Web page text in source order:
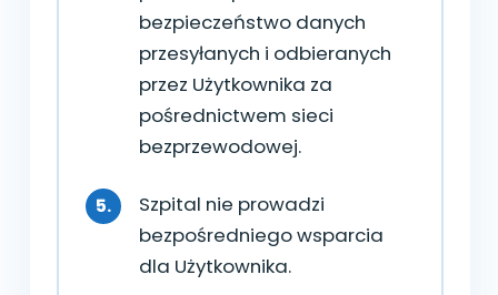
bezpieczeństwo danych
przesyłanych i odbieranych
przez Użytkownika za
pośrednictwem sieci
bezprzewodowej.
Szpital nie prowadzi
bezpośredniego wsparcia
dla Użytkownika.